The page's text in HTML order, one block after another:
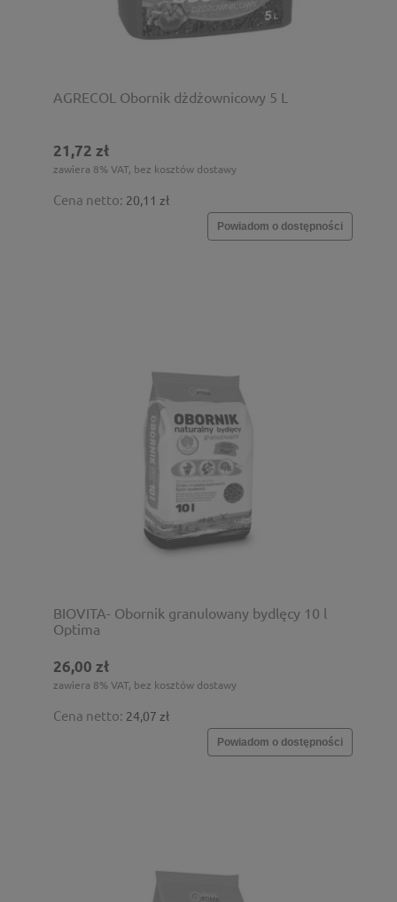
AGRECOL Obornik dżdżownicowy 5 L
21,72 zł
zawiera 8% VAT, bez kosztów dostawy
Cena netto: 20,11 zł
Powiadom o dostępności
BIOVITA- Obornik granulowany bydlęcy 10 l
Optima
26,00 zł
zawiera 8% VAT, bez kosztów dostawy
Cena netto: 24,07 zł
Powiadom o dostępności